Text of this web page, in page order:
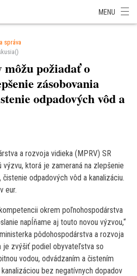
MENU
správa
)
požiadať o
zásobovania
odpadových vôd a
a rozvoja vidieka (MPRV) SR
výzvu, ktorá je zameraná na zlepšenie
odpadových vôd a kanalizáciu.
eur.
okrem poľnohospodárstva
napĺňame aj touto novou výzvou,“
pôdohospodárstva a rozvoja
je zvýšiť podiel obyvateľstva so
vodou, odvádzaním a čistením
bez negatívnych dopadov